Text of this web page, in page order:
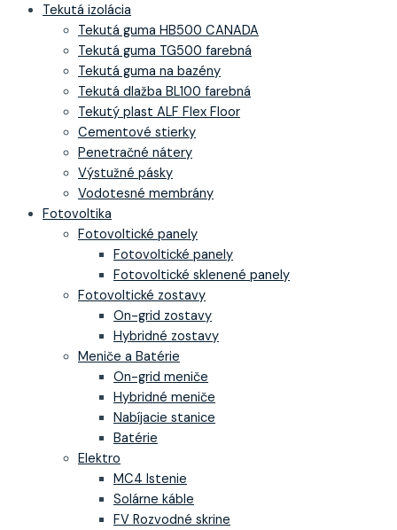
Tekutá izolácia
Tekutá guma HB500 CANADA
Tekutá guma TG500 farebná
Tekutá guma na bazény
Tekutá dlažba BL100 farebná
Tekutý plast ALF Flex Floor
Cementové stierky
Penetračné nátery
Výstužné pásky
Vodotesné membrány
Fotovoltika
Fotovoltické panely
Fotovoltické panely
Fotovoltické sklenené panely
Fotovoltické zostavy
On-grid zostavy
Hybridné zostavy
Meniče a Batérie
On-grid meniče
Hybridné meniče
Nabíjacie stanice
Batérie
Elektro
MC4 Istenie
Solárne káble
FV Rozvodné skrine